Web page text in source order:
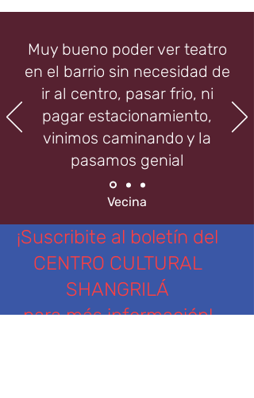
Muy bueno poder ver teatro
en el barrio sin necesidad de
ir al centro, pasar frio, ni
pagar estacionamiento,
vinimos caminando y la
pasamos genial
Vecina
¡Suscribite al boletín del
CENTRO CULTURAL
SHANGRILÁ
para más información!